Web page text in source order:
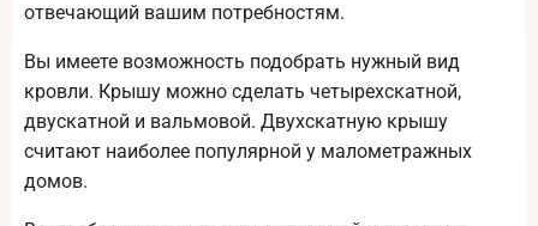
отвечающий вашим потребностям.
Вы имеете возможность подобрать нужный вид
кровли. Крышу можно сделать четырехскатной,
двускатной и вальмовой. Двухскатную крышу
считают наиболее популярной у малометражных
домов.